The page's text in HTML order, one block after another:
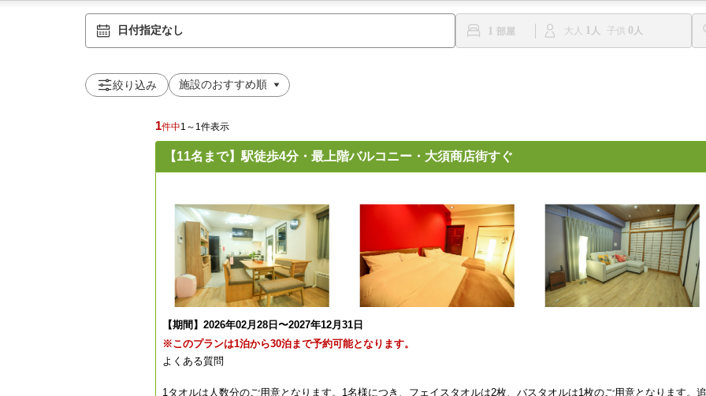
日付指定なし 1 大人 1 子供 0
絞り込み
1件中1～1件表示
【11名まで】駅徒歩4分・最上階バルコニー・大須商店街すぐ
【期間】2026年02月28日〜2027年12月31日
※このプランは1泊から30泊まで予約可能となります。
よくある質問
1タオルは人数分のご用意となります。1名様につき、フェイスタオルは2枚、バスタオルは1枚のご用意となります。